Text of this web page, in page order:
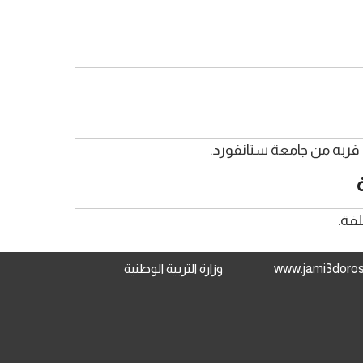
من جامعة ستانفورد.
وزارة التربية الوطنية